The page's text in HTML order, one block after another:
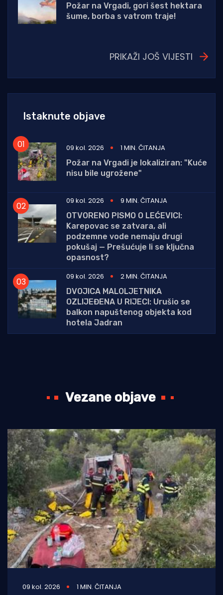
Požar na Vrgadi, gori šest hektara
šume, borba s vatrom traje!
PRIKAŽI JOŠ VIJESTI
Istaknute objave
09 kol. 2026
1 MIN. ČITANJA
Požar na Vrgadi je lokaliziran: "Kuće
nisu bile ugrožene"
09 kol. 2026
9 MIN. ČITANJA
OTVORENO PISMO O LEĆEVICI:
Karepovac se zatvara, ali
podzemne vode nemaju drugi
pokušaj — Prešućuje li se ključna
opasnost?
09 kol. 2026
2 MIN. ČITANJA
DVOJICA MALOLJETNIKA
OZLIJEĐENA U RIJECI: Urušio se
balkon napuštenog objekta kod
hotela Jadran
Vezane objave
09 kol. 2026 1 MIN. ČITANJA